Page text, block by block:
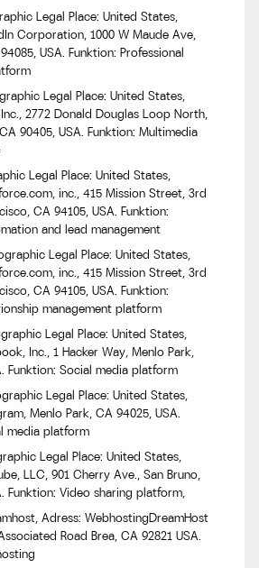
Legal Place: United States,
Corporation, 1000 W Maude Ave,
USA. Funktion: Professional
Legal Place: United States,
2772 Donald Douglas Loop North,
90405, USA. Funktion: Multimedia
Legal Place: United States,
inc., 415 Mission Street, 3rd
CA 94105, USA. Funktion:
and lead management
Legal Place: United States,
inc., 415 Mission Street, 3rd
CA 94105, USA. Funktion:
management platform
Legal Place: United States,
Inc., 1 Hacker Way, Menlo Park,
Funktion: Social media platform
Legal Place: United States,
Menlo Park, CA 94025, USA.
media platform
Legal Place: United States,
LLC, 901 Cherry Ave., San Bruno,
Funktion: Video sharing platform,
Adress: WebhostingDreamHost
Road Brea, CA 92821 USA.